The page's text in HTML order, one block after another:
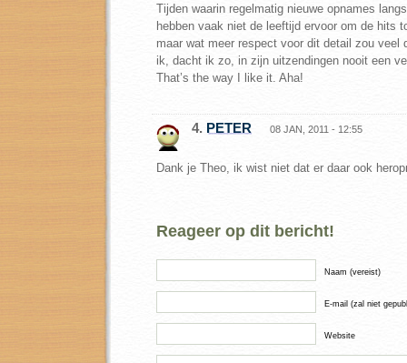
Tijden waarin regelmatig nieuwe opnames
hebben vaak niet de leeftijd ervoor om de hits
maar wat meer respect voor dit detail zou veel
ik, dacht ik zo, in zijn uitzendingen nooit een
That’s the way I like it. Aha!
4. PETER 08 JAN, 2011 - 12:55
Dank je Theo, ik wist niet dat er daar ook
Reageer op dit bericht!
Naam (vereist)
E-mail (zal niet
Website